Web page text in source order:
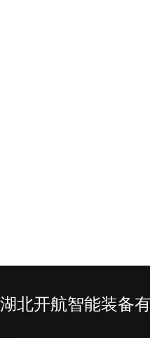
湖北开航智能装备